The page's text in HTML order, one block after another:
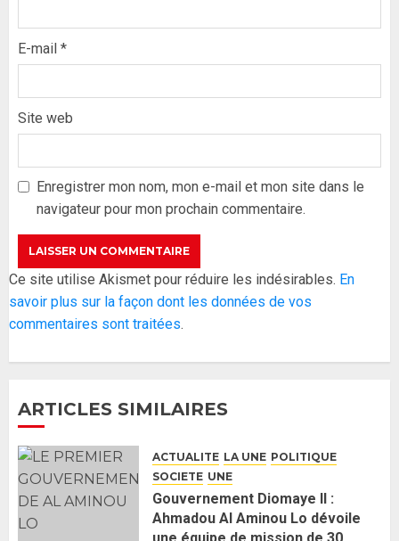
E-mail *
Site web
Enregistrer mon nom, mon e-mail et mon site dans le
navigateur pour mon prochain commentaire.
Ce site utilise Akismet pour réduire les indésirables. En
savoir plus sur la façon dont les données de vos
commentaires sont traitées.
ARTICLES SIMILAIRES
ACTUALITE LA UNE POLITIQUE
SOCIETE UNE
Gouvernement Diomaye II :
Ahmadou Al Aminou Lo dévoile
Formation du nouveau
ses lignes rouges et met en
garde ses responsables
26 MAI 2026 0
4
Réintégration de Sonko à
l’Assemblée nationale : Adji
Mergane Kanouté défend la
5
J’espère me tromper »
26 MAI 2026